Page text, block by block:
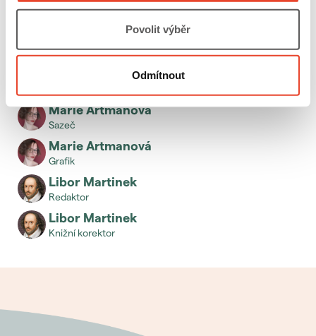
Povolit výběr
Odmítnout
Spolupracující kolegové
Marie Artmanová
sazeč
Marie Artmanová
grafik
Libor Martinek
redaktor
Libor Martinek
knižní korektor